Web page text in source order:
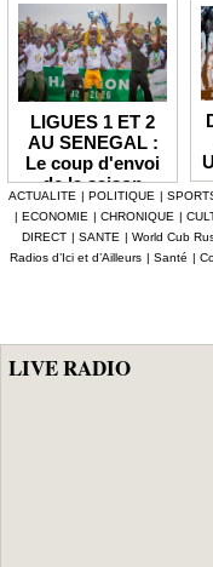
LIGUES 1 ET 2
AU SENEGAL :
Le coup d'envoi
de la saison
2026-2027
officiellement fixé
au 3 octobre
ACTUALITE | POLITIQUE |
| ECONOMIE | CHRONIQUE |
DIRECT | SANTE | World Cub
Radios d’Ici et d’Ailleurs | Santé |
LIVE RADIO